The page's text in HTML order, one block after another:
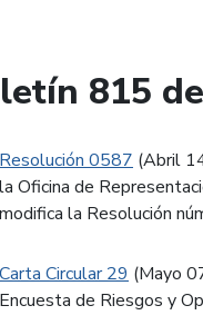
815
Resolución 0587 (Abril
la Oficina de
modifica la Resolución
Carta Circular 29 (Mayo
Encuesta de Riesgos y